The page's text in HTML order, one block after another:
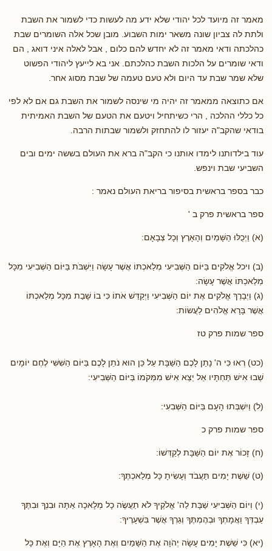
מאמר זה מיועד לכל יהודי שלא ידע מה לעשות כדי לשמור את השבת
ולתת לה צביון שונה משאר ימות השבוע. מובן שכל אלה השומרים שבת
כהלכתה ודאי מאמר זה לא יחדש להם כלום , אבל לאלה איני דואג , הם
ודאי שומרים על הלכות השבת כהלכתם. אני בא לייעץ ליהודי הפשוט
שלא שמר שבת עד היום ולא טעם טעמה של שבת מסוג אחר.
אם כתוצאה ממאמר זה יהיה מי שינסה לשמור את השבת גם אם לא לפי
כל כללי ההלכה , הרי כשיתחיל ויטעם את הטעם של השבת האמיתית
בודאי שהקב"ה יעזור לו להתחזק ולשמור שבתות הרבה.
עוד בילדותנו לימדו אותנו כי הקב"ה ברא את העולם בששה ימים ובים
השביעי שבת וינפש.
כבר בספר בראשית בסיפור בריאת העולם נאמר :
ספר בראשית פרק ב '
(א) וַיְכֻלּוּ הַשָּׁמַיִם וְהָאָרֶץ וְכָל צְבָאָם:
(ב) ויכל אֱלֹקִים בַּיּוֹם הַשְּׁבִיעִי מְלַאכְתּוֹ אֲשֶׁר עָשָׂה וַיִּשְׁבֹּת בַּיּוֹם הַשְּׁבִיעִי מִכָּל
מְלַאכְתּוֹ אֲשֶׁר עָשָׂה:
(ג) וַיְבָרֶךְ אֱלֹקִים אֶת יוֹם הַשְּׁבִיעִי וַיְקַדֵּשׁ אֹתוֹ כִּי בוֹ שָׁבַת מִכָּל מְלַאכְתּוֹ
אֲשֶׁר בָּרָא אֱלֹהִים לַעֲשׂוֹת:
ספר שמות פרק טז
(כט) רְאוּ כִּי ה' נָתַן לָכֶם הַשַּׁבָּת עַל כֵּן הוּא נֹתֵן לָכֶם בַּיּוֹם הַשִּׁשִּׁי לֶחֶם יוֹמָיִם
שְׁבוּ אִישׁ תַּחְתָּיו אַל יֵצֵא אִישׁ מִמְּקֹמוֹ בַּיּוֹם הַשְּׁבִיעִי:
(ל) וַיִשְׁבְּתוּ הָעָם בַּיּוֹם הַשְּׁבִעִי:
ספר שמות פרק כ
(ח) זָכוֹר אֶת יוֹם הַשַּׁבָּת לְקַדְּשׁוֹ:
(ט) שֵׁשֶׁת יָמִים תַּעֲבֹד וְעָשִׂיתָ כָּל מְלַאכְתֶּךָ:
(י) וְיוֹם הַשְּׁבִיעִי שַׁבָּת לַה' אֱלֹקֶיךָ לֹא תַעֲשֶׂה כָל מְלָאכָה אַתָּה וּבִנְךָ וּבִתֶּךָ
עַבְדְּךָ וַאֲמָתְךָ וּבְהֶמְתֶּךָ וְגֵרְךָ אֲשֶׁר בִּשְׁעָרֶיךָ:
(יא) כִּי שֵׁשֶׁת יָמִים עָשָׂה יְהֹוָה אֶת הַשָּׁמַיִם וְאֶת הָאָרֶץ אֶת הַיָּם וְאֶת כָּל